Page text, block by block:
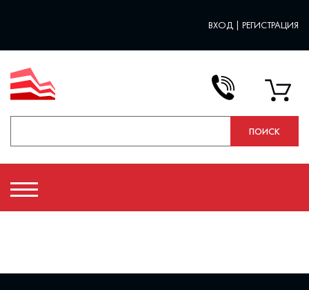
ВХОД | РЕГИСТРАЦИЯ